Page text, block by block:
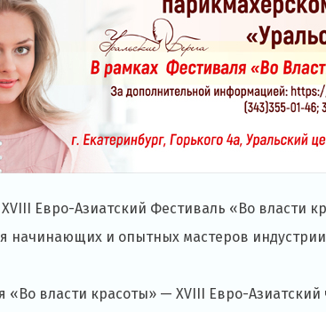
XVIII Евро-Азиатский Фестиваль «Во власти
начинающих и опытных мастеров
«Во власти красоты» — XVIII Евро-